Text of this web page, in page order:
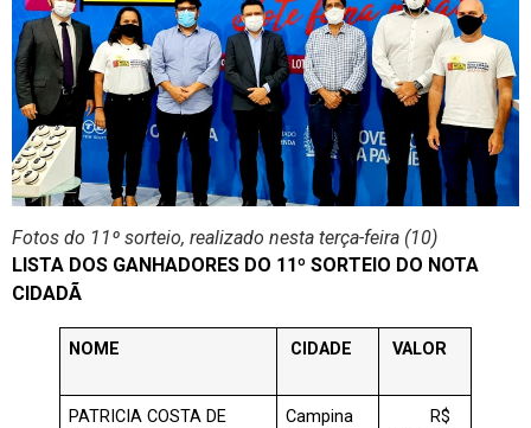
Fotos do 11º sorteio, realizado nesta terça-feira (10)
LISTA DOS GANHADORES DO 11º SORTEIO DO NOTA
CIDADÃ
NOME CIDADE VALOR
PATRICIA COSTA DE
Campina
R$